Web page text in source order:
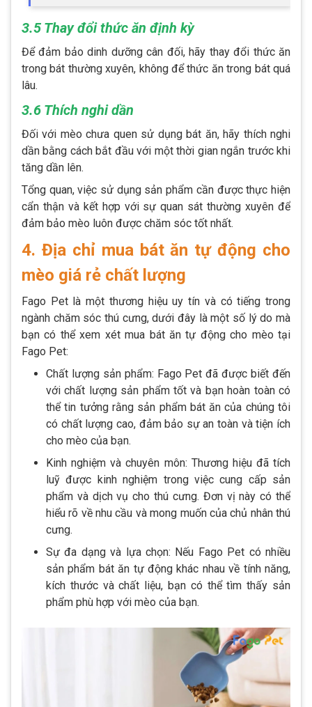
3.5 Thay đổi thức ăn định kỳ
Để đảm bảo dinh dưỡng cân đối, hãy thay đổi thức ăn
trong bát thường xuyên, không để thức ăn trong bát quá
lâu.
3.6 Thích nghi dần
Đối với mèo chưa quen sử dụng bát ăn, hãy thích nghi
dần bằng cách bắt đầu với một thời gian ngắn trước khi
tăng dần lên.
Tổng quan, việc sử dụng sản phẩm cần được thực hiện
cẩn thận và kết hợp với sự quan sát thường xuyên để
đảm bảo mèo luôn được chăm sóc tốt nhất.
4. Địa chỉ mua bát ăn tự động cho
mèo giá rẻ chất lượng
Fago Pet là một thương hiệu uy tín và có tiếng trong
ngành chăm sóc thú cưng, dưới đây là một số lý do mà
bạn có thể xem xét mua bát ăn tự động cho mèo tại
Fago Pet:
Chất lượng sản phẩm: Fago Pet đã được biết đến
với chất lượng sản phẩm tốt và bạn hoàn toàn có
thể tin tưởng rằng sản phẩm bát ăn của chúng tôi
có chất lượng cao, đảm bảo sự an toàn và tiện ích
cho mèo của bạn.
Kinh nghiệm và chuyên môn: Thương hiệu đã tích
luỹ được kinh nghiệm trong việc cung cấp sản
phẩm và dịch vụ cho thú cưng. Đơn vị này có thể
hiểu rõ về nhu cầu và mong muốn của chủ nhân thú
cưng.
Sự đa dạng và lựa chọn: Nếu Fago Pet có nhiều
sản phẩm bát ăn tự động khác nhau về tính năng,
kích thước và chất liệu, bạn có thể tìm thấy sản
phẩm phù hợp với mèo của bạn.